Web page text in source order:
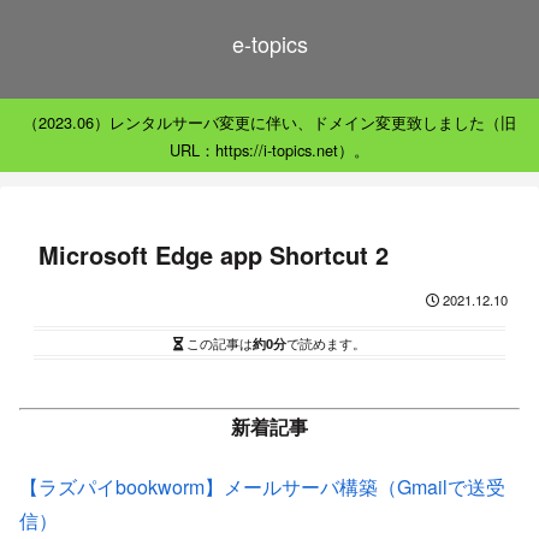
e-topics
（2023.06）レンタルサーバ変更に伴い、ドメイン変更致しました（旧
URL：https://i-topics.net）。
Microsoft Edge app Shortcut 2
2021.12.10
この記事は約0分で読めます。
新着記事
【ラズパイbookworm】メールサーバ構築（Gmailで送受
信）